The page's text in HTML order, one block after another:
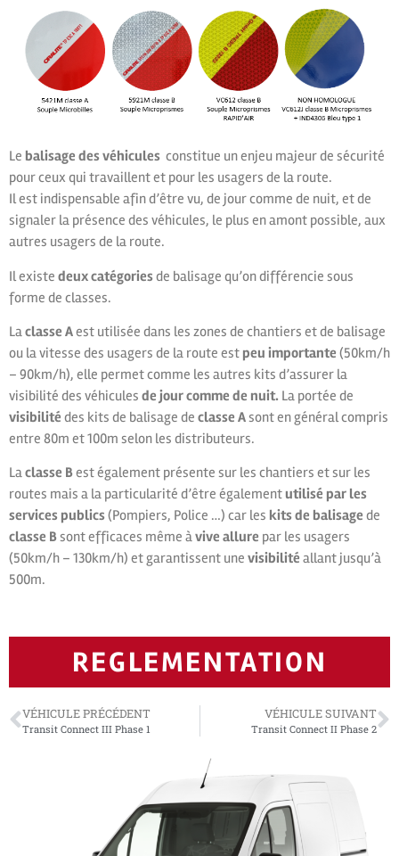
Le balisage des véhicules constitue un enjeu majeur de sécurité
pour ceux qui travaillent et pour les usagers de la route.
Il est indispensable afin d’être vu, de jour comme de nuit, et de
signaler la présence des véhicules, le plus en amont possible, aux
autres usagers de la route.
Il existe deux catégoriesde balisage qu’on différencie sous
forme de classes.
Laclasse Aest utilisée dans les zones de chantiers et de balisage
ou la vitesse des usagers de la route est peu importante (50km/h
– 90km/h), elle permet comme les autres kits d’assurer la
visibilité des véhicules de jour comme de nuit. La portée de
visibilité des kits de balisage de classe Asont en général compris
entre 80m et 100m selon les distributeurs.
Laclasse Best également présente sur les chantiers et sur les
routes mais a la particularité d’être égalementutilisé par les
services publics(Pompiers, Police …) car les kits de balisage de
classe Bsont efficaces même àvive allure par les usagers
(50km/h – 130km/h) et garantissent une visibilité allant jusqu’à
500m.
REGLEMENTATION
VÉHICULE PRÉCÉDENT
Transit Connect III Phase 1
VÉHICULE SUIVANT
Transit Connect II Phase 2